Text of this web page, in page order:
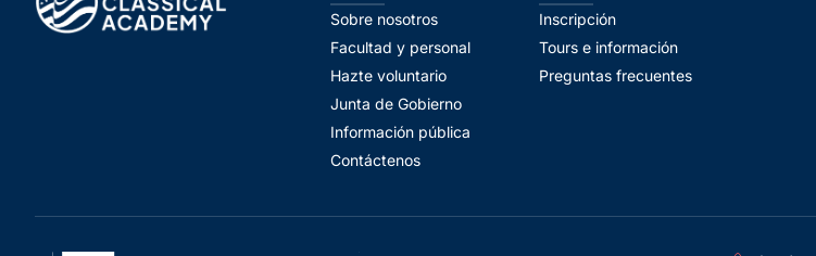
Sobre nosotros
Facultad y personal
Hazte voluntario
Junta de Gobierno
Información pública
Contáctenos
Inscripción
Tours e información
Preguntas frecuentes